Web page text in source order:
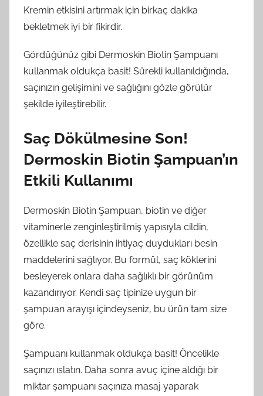
Kremin etkisini artırmak için birkaç dakika
bekletmek iyi bir fikirdir.
Gördüğünüz gibi Dermoskin Biotin Şampuanı
kullanmak oldukça basit! Sürekli kullanıldığında,
saçınızın gelişimini ve sağlığını gözle görülür
şekilde iyileştirebilir.
Saç Dökülmesine Son!
Dermoskin Biotin Şampuan’ın
Etkili Kullanımı
Dermoskin Biotin Şampuan, biotin ve diğer
vitaminerle zenginleştirilmiş yapısıyla cildin,
özellikle saç derisinin ihtiyaç duydukları besin
maddelerini sağlıyor. Bu formül, saç köklerini
besleyerek onlara daha sağlıklı bir görünüm
kazandırıyor. Kendi saç tipinize uygun bir
şampuan arayışı içindeyseniz, bu ürün tam size
göre.
Şampuanı kullanmak oldukça basit! Öncelikle
saçınızı ıslatın. Daha sonra avuç içine aldığı bir
miktar şampuanı saçınıza masaj yaparak